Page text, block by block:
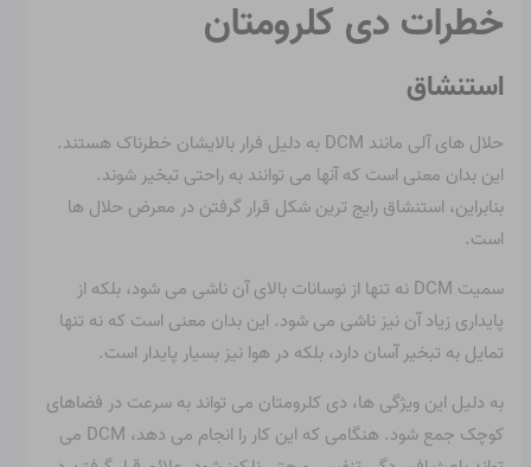
خطرات دی کلرومتان
استنشاق
حلال های آلی مانند DCM به دلیل فرار بالایشان خطرناک هستند.
این بدان معنی است که آنها می توانند به راحتی تبخیر شوند.
بنابراین، استنشاق رایج ترین شکل قرار گرفتن در معرض حلال ها
است.
سمیت DCM نه تنها از نوسانات بالای آن ناشی می شود، بلکه از
پایداری زیاد آن نیز ناشی می شود. این بدان معنی است که نه تنها
تمایل به تبخیر آسان دارد، بلکه در هوا نیز بسیار پایدار است.
به دلیل این ویژگی ها، دی کلرومتان می تواند به سرعت در فضاهای
کوچک جمع شود. هنگامی که این کار را انجام می دهد، DCM می